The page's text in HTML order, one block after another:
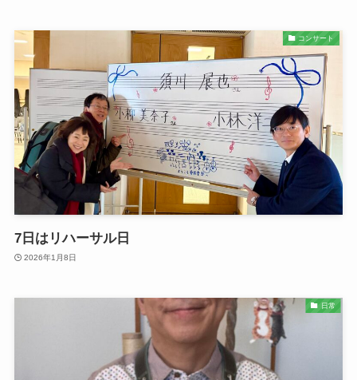
コンサート
7日はリハーサル日
2026年1月8日
日常